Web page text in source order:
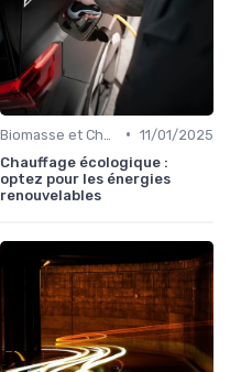
• 11/01/2025
Chauffage écologique :
optez pour les énergies
renouvelables